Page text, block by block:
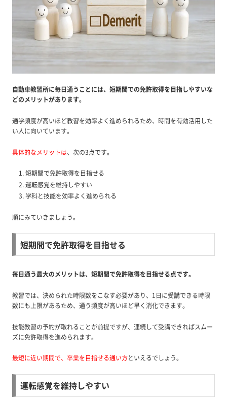
自動車教習所に毎日通うことには、短期間での免許取得を目指しやすいな
どのメリットがあります。
通学頻度が高いほど教習を効率よく進められるため、時間を有効活用した
い人に向いています。
具体的なメリットは、次の3点です。
短期間で免許取得を目指せる
運転感覚を維持しやすい
学科と技能を効率よく進められる
順にみていきましょう。
短期間で免許取得を目指せる
毎日通う最大のメリットは、短期間で免許取得を目指せる点です。
教習では、決められた時限数をこなす必要があり、1日に受講できる時限
数にも上限があるため、通う頻度が高いほど早く消化できます。
技能教習の予約が取れることが前提ですが、連続して受講できればスムー
ズに免許取得を進められます。
最短に近い期間で、卒業を目指せる通い方といえるでしょう。
運転感覚を維持しやすい